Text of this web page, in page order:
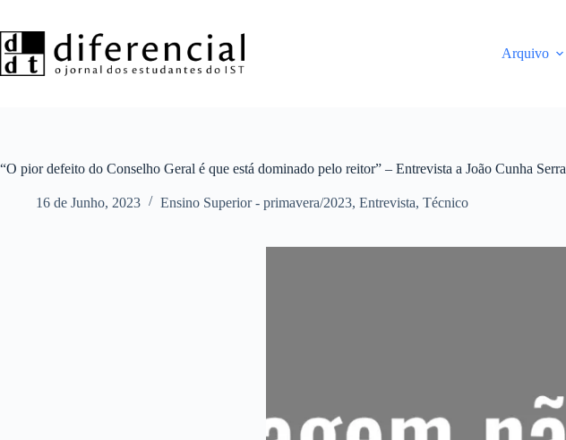
o
conteúdo
Arquivo
“O pior defeito do Conselho Geral é que está dominado pelo reitor” – Entrevista a João Cunha Serra
16 de Junho, 2023 Ensino Superior - primavera/2023, Entrevista, Técnico